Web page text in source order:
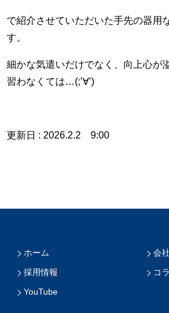
で紹介させていただいた手先の器用
す。
細かな気遣いだけでなく、向上心が
習わなくては…(;’∀’)
更新日 : 2026.2.2 9:00
ホーム 会
採用情報 コ
YouTube